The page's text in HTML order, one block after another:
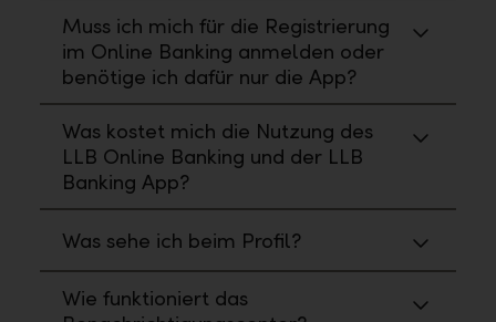
Muss ich mich für die Registrierung
im Online Banking anmelden oder
benötige ich dafür nur die App?
Was kostet mich die Nutzung des
LLB Online Banking und der LLB
Banking App?
Was sehe ich beim Profil?
Wie funktioniert das